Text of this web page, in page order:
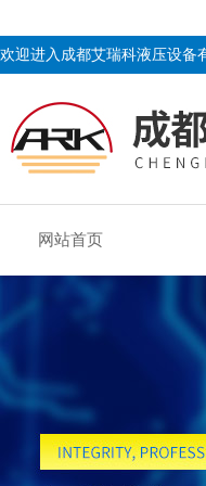
欢迎进入成都艾瑞科液压设备
网站首页